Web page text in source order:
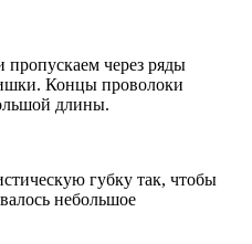
пропускаем через ряды
Концы проволоки
длины.
губку так, чтобы
небольшое